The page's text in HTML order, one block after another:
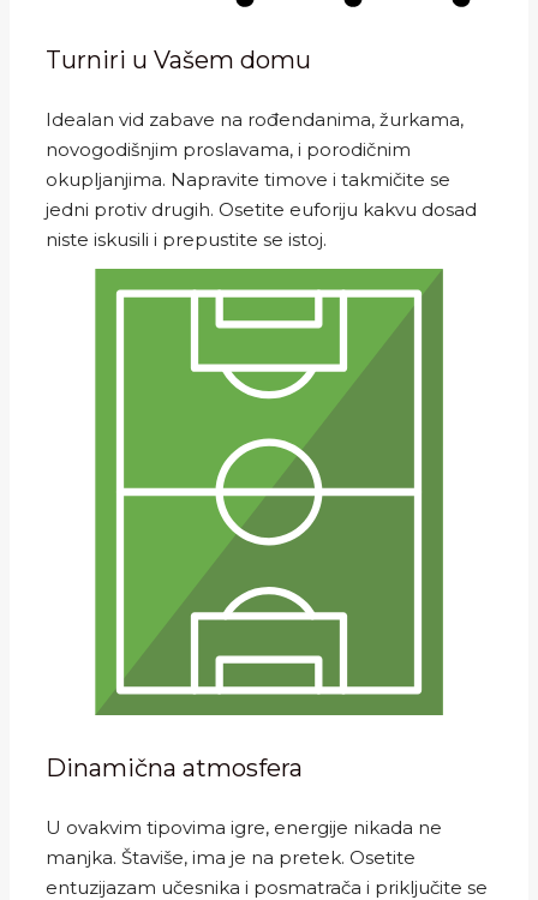
Turniri u Vašem domu
Idealan vid zabave na rođendanima, žurkama,
novogodišnjim proslavama, i porodičnim
okupljanjima. Napravite timove i takmičite se
jedni protiv drugih. Osetite euforiju kakvu dosad
niste iskusili i prepustite se istoj.
Dinamična atmosfera
U ovakvim tipovima igre, energije nikada ne
manjka. Štaviše, ima je na pretek. Osetite
entuzijazam učesnika i posmatrača i priključite se